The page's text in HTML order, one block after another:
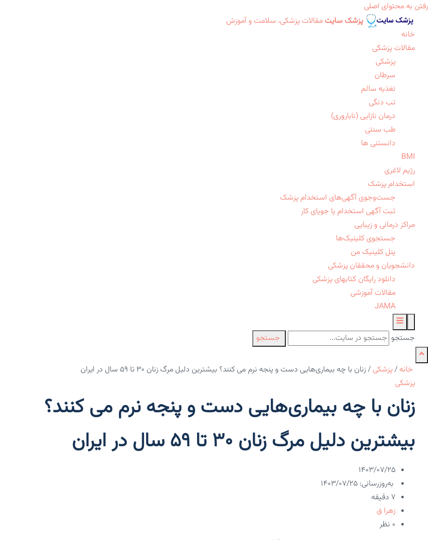
رفتن به محتوای اصلی
پزشک سایت مقالات پزشکی، سلامت و آموزش
خانه
مقالات پزشکی
پزشکی
سرطان
تغذیه سالم
تب دنگی
درمان نازایی (ناباروری)
طب سنتی
دانستنی ها
BMI
رژیم لاغری
استخدام پزشک
جست‌وجوی آگهی‌های استخدام پزشک
ثبت آگهی استخدام یا جویای کار
مراکز درمانی و زیبایی
جستجوی کلینیک‌ها
پنل کلینیک من
دانشجویان و محققان پزشکی
دانلود رایگان کتابهای پزشکی
مقالات آموزشی
JAMA
جستجو جستجو
خانه /پزشکی /زنان با چه بیماری‌هایی دست و پنجه نرم می کنند؟ بیشترین دلیل مرگ زنان ۳۰ تا ۵۹ سال در ایران
پزشکی
زنان با چه بیماری‌هایی دست و پنجه نرم می کنند؟
بیشترین دلیل مرگ زنان ۳۰ تا ۵۹ سال در ایران
۱۴۰۳/۰۷/۲۵
به‌روزرسانی: ۱۴۰۳/۰۷/۲۵
7 دقیقه
زهرا ق
۰ نظر